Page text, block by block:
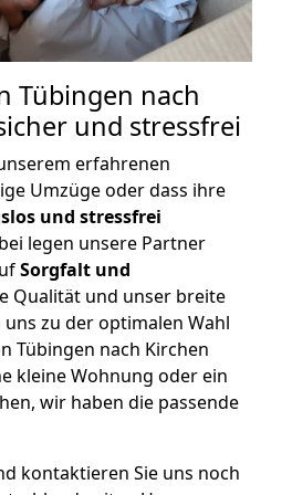
Tübingen nach
und stressfrei
erfahrenen
Umzüge oder dass ihre
und stressfrei
legen unsere Partner
Sorgfalt und
Qualität und unser breite
zu der optimalen Wahl
Tübingen nach Kirchen
kleine Wohnung oder ein
wir haben die passende
kontaktieren Sie uns noch